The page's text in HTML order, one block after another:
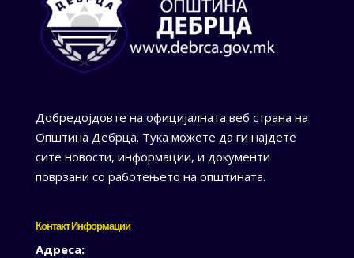
Добредојдовте на официјалната веб страна на
Општина Дебрца. Тука можете да ги најдете
сите новости, информации, и документи
поврзани со работењето на општината.
Контакт Информации
Адреса: